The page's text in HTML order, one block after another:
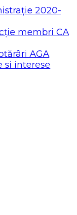
2020-
membri CA
AGA
si interese